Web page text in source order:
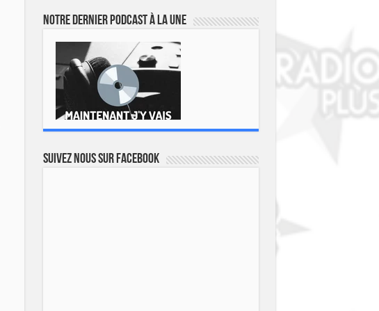
Notre dernier podcast à la une
Suivez nous sur Facebook